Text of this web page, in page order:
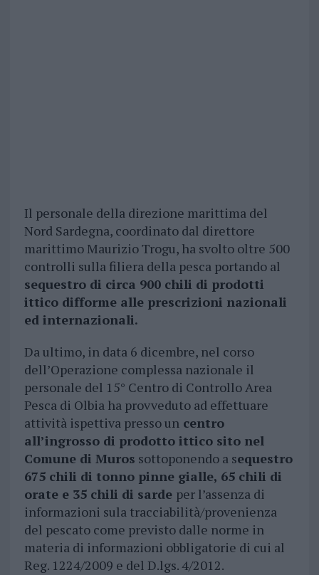
Il personale della direzione marittima del
Nord Sardegna, coordinato dal direttore
marittimo Maurizio Trogu, ha svolto oltre 500
controlli sulla filiera della pesca portando al
sequestro di circa 900 chili di prodotti
ittico difforme alle prescrizioni nazionali
ed internazionali.
Da ultimo, in data 6 dicembre, nel corso
dell’Operazione complessa nazionale il
personale del 15° Centro di Controllo Area
Pesca di Olbia ha provveduto ad effettuare
attività ispettiva presso uncentro
all’ingrosso di prodotto ittico sito nel
Comune di Muros sottoponendo a sequestro
675 chili di tonno pinne gialle, 65 chili di
orate e 35 chili di sarde per l’assenza di
informazioni sula tracciabilità/provenienza
del pescato come previsto dalle norme in
materia di informazioni obbligatorie di cui al
Reg. 1224/2009 e del D.lgs. 4/2012.